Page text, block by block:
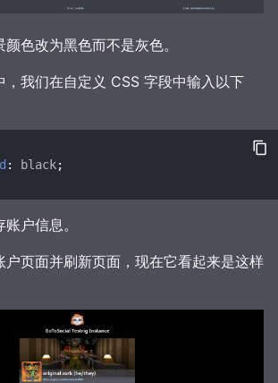
色改为黑色而不是灰色。
，我们在自定义 CSS 字段中输入以下
: black;
户信息。
户页面并刷新页面，现在它看起来是这样